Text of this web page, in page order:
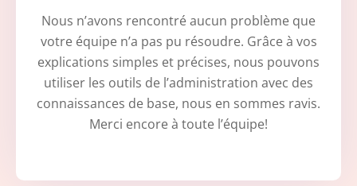
Nous n’avons rencontré aucun problème que
votre équipe n’a pas pu résoudre. Grâce à vos
explications simples et précises, nous pouvons
utiliser les outils de l’administration avec des
connaissances de base, nous en sommes ravis.
Merci encore à toute l’équipe!